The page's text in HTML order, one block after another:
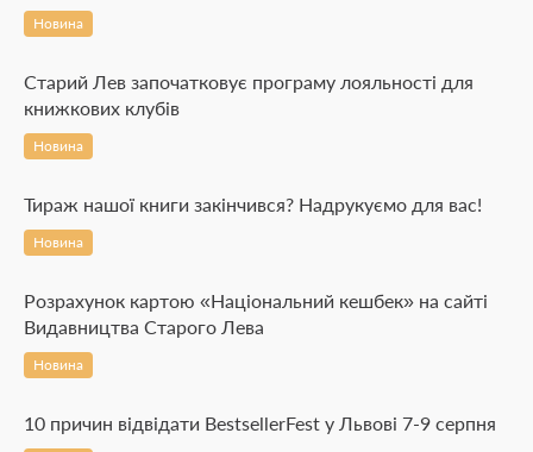
Новина
Старий Лев започатковує програму лояльності для
книжкових клубів
Новина
Тираж нашої книги закінчився? Надрукуємо для вас!
Новина
Розрахунок картою «Національний кешбек» на сайті
Видавництва Старого Лева
Новина
10 причин відвідати BestsellerFest у Львові 7-9 серпня